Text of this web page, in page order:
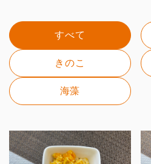
すべて
きのこ
海藻